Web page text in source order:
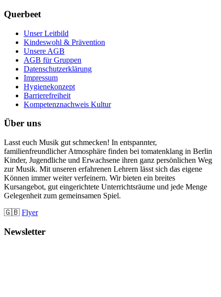
Querbeet
Unser Leitbild
Kindeswohl & Prävention
Unsere AGB
AGB für Gruppen
Datenschutzerklärung
Impressum
Hygienekonzept
Barrierefreiheit
Kompetenznachweis Kultur
Über uns
Lasst euch Musik gut schmecken! In entspannter,
familienfreundlicher Atmosphäre finden bei tomatenklang in Berlin
Kinder, Jugendliche und Erwachsene ihren ganz persönlichen Weg
zur Musik. Mit unseren erfahrenen Lehrern lässt sich das eigene
Können immer weiter verfeinern. Wir bieten ein breites
Kursangebot, gut eingerichtete Unterrichtsräume und jede Menge
Gelegenheit zum gemeinsamen Spiel.
🇬🇧 Flyer
Newsletter